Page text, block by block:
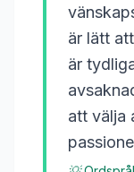
är lätt
är
att välja